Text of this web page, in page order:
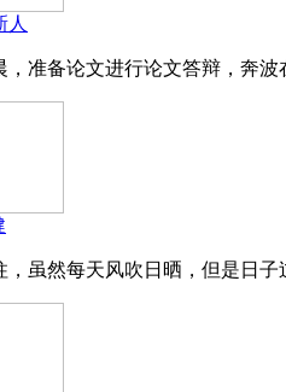
人
准备论文进行论文答辩，奔
虽然每天风吹日晒，但是日